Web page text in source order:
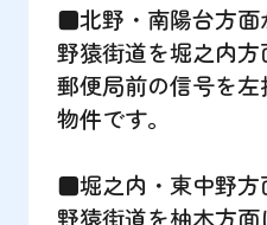
■北野・南陽台方面
野猿街道を堀之内
郵便局前の信号を
物件です。
■堀之内・東中野方
野猿街道を柚木方